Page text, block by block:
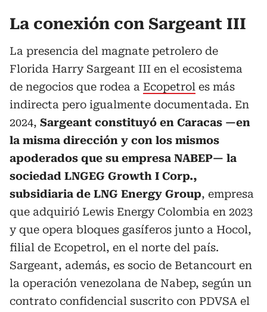
La conexión con Sargeant III
La presencia del magnate petrolero de
Florida Harry Sargeant III en el ecosistema
de negocios que rodea a Ecopetrol es más
indirecta pero igualmente documentada. En
2024, Sargeant constituyó en Caracas —en
la misma dirección y con los mismos
apoderados que su empresa NABEP— la
sociedad LNGEG Growth I Corp.,
subsidiaria de LNG Energy Group, empresa
que adquirió Lewis Energy Colombia en 2023
y que opera bloques gasíferos junto a Hocol,
filial de Ecopetrol, en el norte del país.
Sargeant, además, es socio de Betancourt en
la operación venezolana de Nabep, según un
contrato confidencial suscrito con PDVSA el